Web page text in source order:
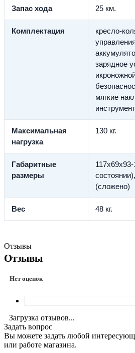
Запас хода 25 км.
Комплектация
кресло-
зарядное
мягкие
Максимальная
нагрузка
130 кг.
Габаритные
размеры
(сложено)
Вес 48 кг.
Отзывы
Отзывы
Нет оценок
Загрузка отзывов...
Задать вопрос
Вы можете задать любой
или работе магазина.